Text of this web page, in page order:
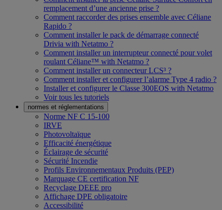
remplacement d’une ancienne prise ?
Comment raccorder des prises ensemble avec Céliane
Rapido ?
Comment installer le pack de démarrage connecté
Drivia with Netatmo ?
Comment installer un interrupteur connecté pour volet
roulant Céliane™ with Netatmo ?
Comment installer un connecteur LCS³ ?
Comment installer et configurer l’alarme Type 4 radio ?
Installer et configurer le Classe 300EOS with Netatmo
Voir tous les tutoriels
normes et réglementations
Norme NF C 15-100
IRVE
Photovoltaïque
Efficacité énergétique
Éclairage de sécurité
Sécurité Incendie
Profils Environnementaux Produits (PEP)
Marquage CE certification NF
Recyclage DEEE pro
Affichage DPE obligatoire
Accessibilité